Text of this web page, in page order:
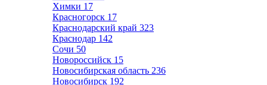
Химки 17
Красногорск 17
Краснодарский край 323
Краснодар 142
Сочи 50
Новороссийск 15
Новосибирская область 236
Новосибирск 192